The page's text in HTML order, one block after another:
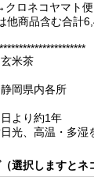
ネコヤマト便
他商品含む合
米茶
静岡県内各所
日より約1年
光、高温・多湿
選択しますとネ